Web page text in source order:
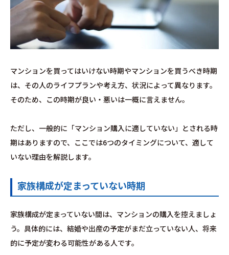
マンションを買ってはいけない時期やマンションを買うべき時期
は、その人のライフプランや考え方、状況によって異なります。
そのため、この時期が良い・悪いは一概に言えません。
ただし、一般的に「マンション購入に適していない」とされる時
期はありますので、ここでは6つのタイミングについて、適して
いない理由を解説します。
家族構成が定まっていない時期
家族構成が定まっていない間は、マンションの購入を控えましょ
う。具体的には、結婚や出産の予定がまだ立っていない人、将来
的に予定が変わる可能性がある人です。